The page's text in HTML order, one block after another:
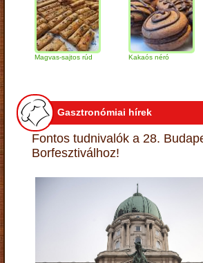
Magvas-sajtos rúd Kakaós néró
Gasztronómiai hírek
Fontos tudnivalók a 28.
Borfesztiválhoz!